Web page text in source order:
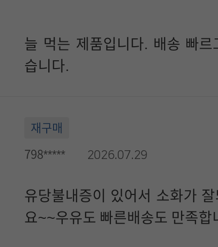
늘 먹는 제품입니다. 배송 빠
습니다.
재구매
798***** 2026.07.29
유당불내증이 있어서 소화가
요~~우유도 빠른배송도 만족합